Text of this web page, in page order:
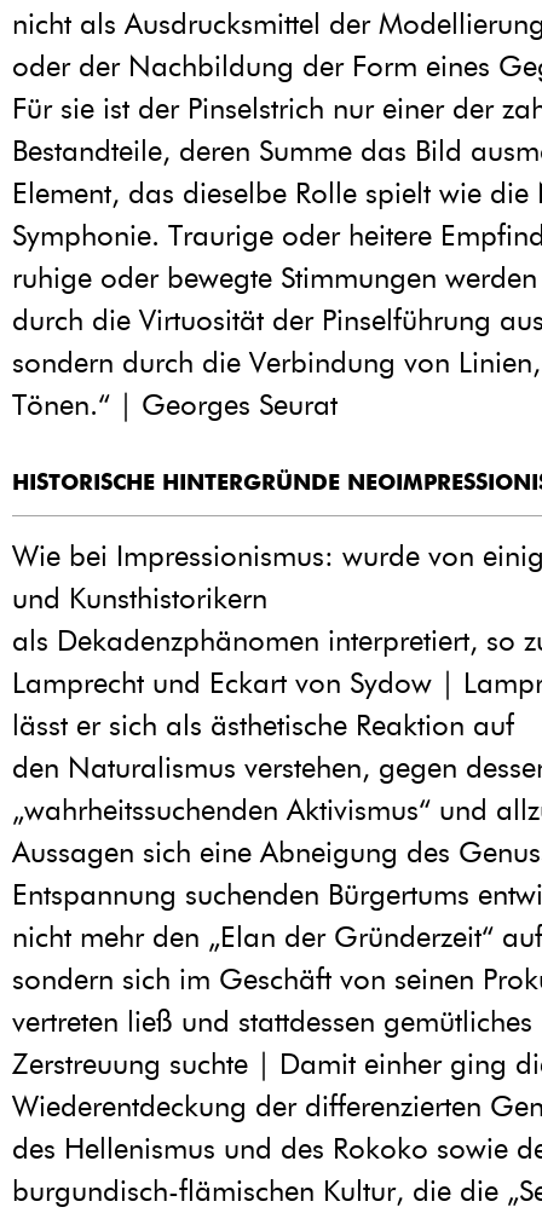
nicht als Ausdrucksmittel der
oder der Nachbildung der Form eines
Für sie ist der Pinselstrich nur einer der
Bestandteile, deren Summe das Bild
Element, das dieselbe Rolle spielt wie
Symphonie. Traurige oder heitere
ruhige oder bewegte Stimmungen
durch die Virtuosität der Pinselführung
sondern durch die Verbindung von
Tönen.“ | Georges Seurat
HISTORISCHE HINTERGRÜNDE
Wie bei Impressionismus: wurde von
und Kunsthistorikern
als Dekadenzphänomen interpretiert, so
Lamprecht und Eckart von Sydow |
lässt er sich als ästhetische Reaktion auf
den Naturalismus verstehen, gegen
„wahrheitssuchenden Aktivismus“ und
Aussagen sich eine Abneigung des
Entspannung suchenden Bürgertums
nicht mehr den „Elan der Gründerzeit“
sondern sich im Geschäft von seinen
vertreten ließ und stattdessen
Zerstreuung suchte | Damit einher ging
Wiederentdeckung der differenzierten
des Hellenismus und des Rokoko sowie
burgundisch-flämischen Kultur, die die